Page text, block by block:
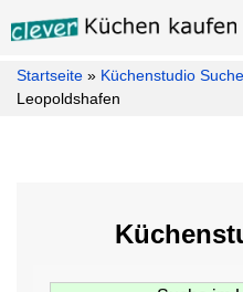
Küchen
Startseite » Küchenstudio Suche
Leopoldshafen